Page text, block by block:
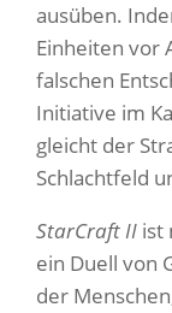
ausüben.
Einheiten vor
falschen
Initiative im
gleicht der
Schlachtfeld
StarCraft II ist
ein Duell von
der